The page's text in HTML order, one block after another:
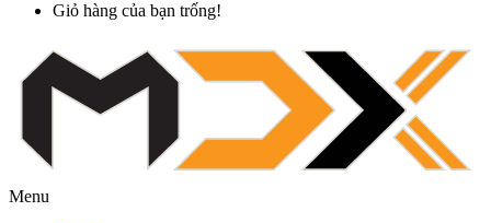
Giỏ hàng của bạn trống!
Menu